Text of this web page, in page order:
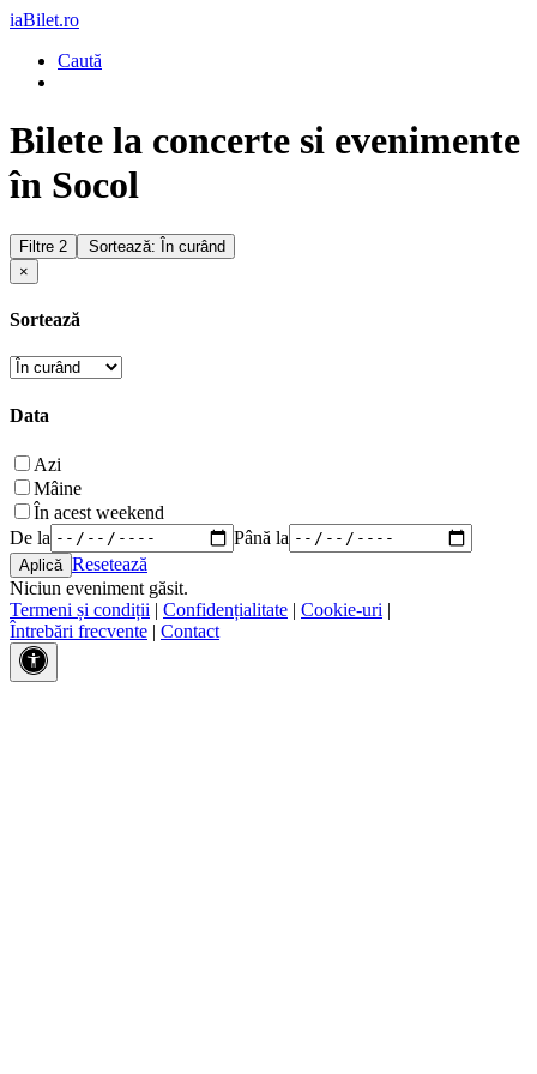
iaBilet.ro
Caută
Bilete la concerte si evenimente
în Socol
Filtre 2
Sortează: În curând
×
Sortează
Data
Azi
Mâine
În acest weekend
De la
Până la
Resetează
Niciun eveniment găsit.
Termeni și condiții | Confidențialitate | Cookie-uri |
Întrebări frecvente | Contact